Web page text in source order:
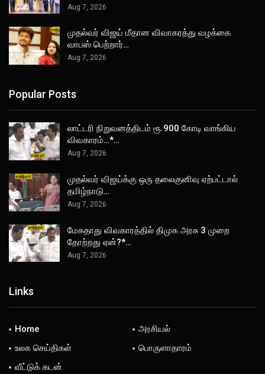
Aug 7, 2026
முதல்வர் விஜய் மீதான விவாகரத்து வழக்கை
வாபஸ் பெற்றார்…
Aug 7, 2026
Popular Posts
லாட்டரி நிறுவனத்திடம் ரூ.900 கோடி வாங்கிய
விவகாரம்…*…
Aug 7, 2026
முதல்வர் விஜய்க்கு ஒரு தலைகுனிவு ஏற்பட்டால்
தமிழ்நாடு…
Aug 7, 2026
மேகதாது விவகாரத்தில் திமுக அரசு 3 முறை
தோற்றது ஏன்?*…
Aug 7, 2026
Links
Home
அரசியல்
உலக செய்திகள்
பொருளாதாரம்
வீட்டுக் கடன்